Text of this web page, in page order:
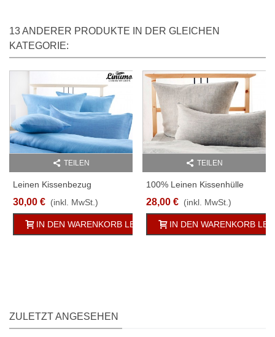
13 ANDERER PRODUKTE IN DER GLEICHEN
KATEGORIE:
TEILEN
Leinen Kissenbezug
SALZACH Türkis-Blau
Verschiedene Größen
30,00 € (inkl. MwSt.)
IN DEN WARENKORB LEGEN
TEILEN
100% Leinen Kissenhülle
SIEG Anthrazit 160g/qm
Verschiedene Größen
28,00 € (inkl. MwSt.)
IN DEN WARENKORB
ZULETZT ANGESEHEN